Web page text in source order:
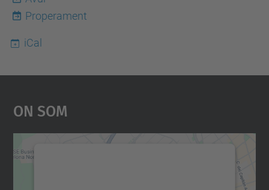
Properament
iCal
On Som